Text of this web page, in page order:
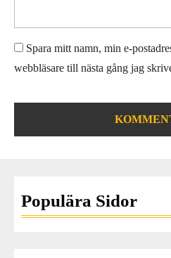
Spara mitt namn, min e-
webbläsare till nästa gång jag
Populära Sidor